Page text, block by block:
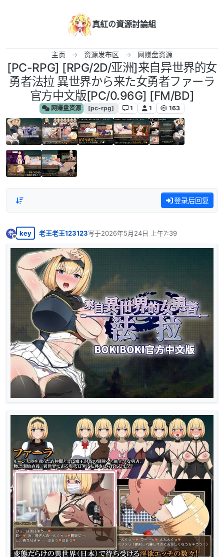
真紅の資源討論組
主页 资源发布区 网赚盘资源
[PC-RPG] [RPG/2D/亚洲]来自异世界的女
勇者法拉 異世界から来た女勇者ファーラ
官方中文版[PC/0.96G] [FM/BD]
网赚盘资源 [pc-rpg] 1 1 163
登录后回复
老
离线
key 老王老王123123写于2026年5月24日 上午7:39
最后由 编辑